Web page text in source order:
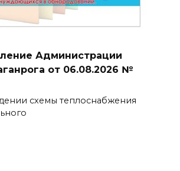
Администрации
от 06.08.2026 №
схемы теплоснабжения